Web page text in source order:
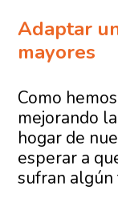
Adaptar
mayores
Como
mejorando
hogar de
esperar a
sufran algún